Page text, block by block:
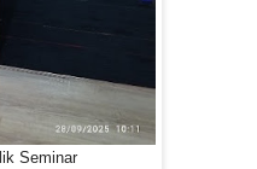
Seminar